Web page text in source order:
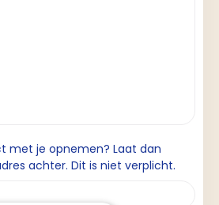
met je opnemen? Laat dan
achter. Dit is niet verplicht.